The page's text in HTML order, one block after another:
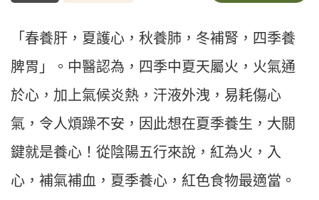
「春養肝，夏護心，秋養肺，冬補腎，四季養
脾胃」。中醫認為，四季中夏天屬火，火氣通
於心，加上氣候炎熱，汗液外洩，易耗傷心
氣，令人煩躁不安，因此想在夏季養生，大關
鍵就是養心！從陰陽五行來說，紅為火，入
心，補氣補血，夏季養心，紅色食物最適當。